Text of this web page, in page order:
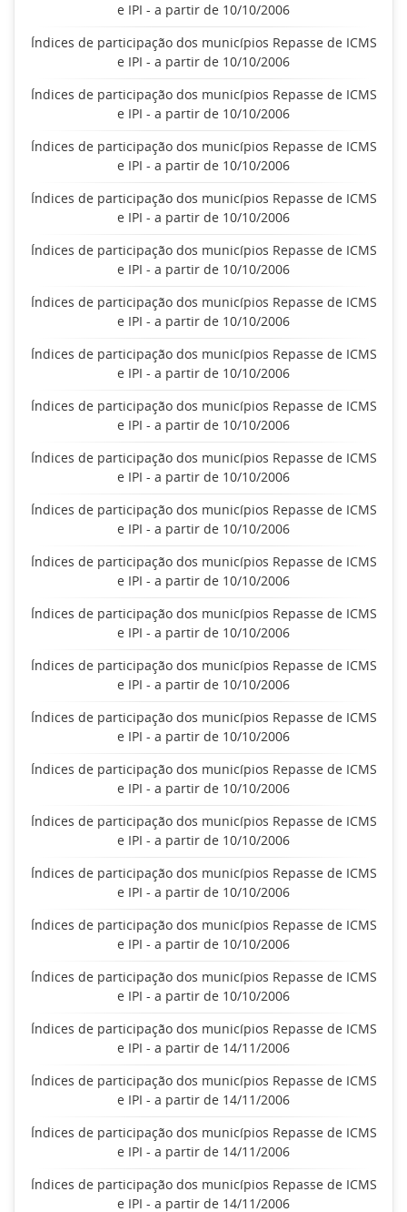
e IPI - a partir de 10/10/2006
Índices de participação dos municípios Repasse de ICMS
e IPI - a partir de 10/10/2006
Índices de participação dos municípios Repasse de ICMS
e IPI - a partir de 10/10/2006
Índices de participação dos municípios Repasse de ICMS
e IPI - a partir de 10/10/2006
Índices de participação dos municípios Repasse de ICMS
e IPI - a partir de 10/10/2006
Índices de participação dos municípios Repasse de ICMS
e IPI - a partir de 10/10/2006
Índices de participação dos municípios Repasse de ICMS
e IPI - a partir de 10/10/2006
Índices de participação dos municípios Repasse de ICMS
e IPI - a partir de 10/10/2006
Índices de participação dos municípios Repasse de ICMS
e IPI - a partir de 10/10/2006
Índices de participação dos municípios Repasse de ICMS
e IPI - a partir de 10/10/2006
Índices de participação dos municípios Repasse de ICMS
e IPI - a partir de 10/10/2006
Índices de participação dos municípios Repasse de ICMS
e IPI - a partir de 10/10/2006
Índices de participação dos municípios Repasse de ICMS
e IPI - a partir de 10/10/2006
Índices de participação dos municípios Repasse de ICMS
e IPI - a partir de 10/10/2006
Índices de participação dos municípios Repasse de ICMS
e IPI - a partir de 10/10/2006
Índices de participação dos municípios Repasse de ICMS
e IPI - a partir de 10/10/2006
Índices de participação dos municípios Repasse de ICMS
e IPI - a partir de 10/10/2006
Índices de participação dos municípios Repasse de ICMS
e IPI - a partir de 10/10/2006
Índices de participação dos municípios Repasse de ICMS
e IPI - a partir de 10/10/2006
Índices de participação dos municípios Repasse de ICMS
e IPI - a partir de 10/10/2006
Índices de participação dos municípios Repasse de ICMS
e IPI - a partir de 14/11/2006
Índices de participação dos municípios Repasse de ICMS
e IPI - a partir de 14/11/2006
Índices de participação dos municípios Repasse de ICMS
e IPI - a partir de 14/11/2006
Índices de participação dos municípios Repasse de ICMS
e IPI - a partir de 14/11/2006